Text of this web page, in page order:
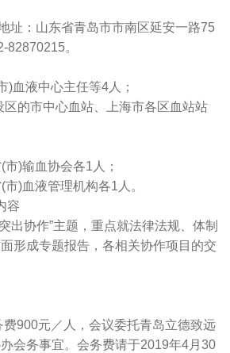
：山东省青岛市市南区延安一路75
82870215。
液中心主任等4人；
的市中心血站、上海市各区血站站
)输血协会各1人；
)血液管理机构各1人。
容
协作”主题，重点就法律法规、体制
形成专题报告，各相关协作项目的交
900元／人，会议委托青岛立德致远
会务事宜。会务费请于2019年4月30